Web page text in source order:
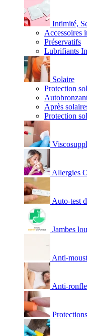
Intimité,
Accessoires
Préservatifs
Lubrifiants
Solaire
Protection
Après
Protection
Allergies
Auto-test
Jambes
Anti-
Anti-